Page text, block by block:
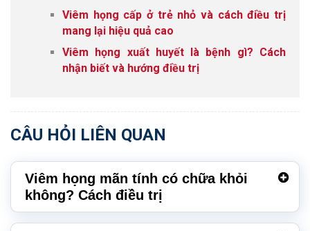
Viêm họng cấp ở trẻ nhỏ và cách điều trị
mang lại hiệu quả cao
Viêm họng xuất huyết là bệnh gì? Cách
nhận biết và hướng điều trị
CÂU HỎI LIÊN QUAN
Viêm họng mãn tính có chữa khỏi
không? Cách điều trị